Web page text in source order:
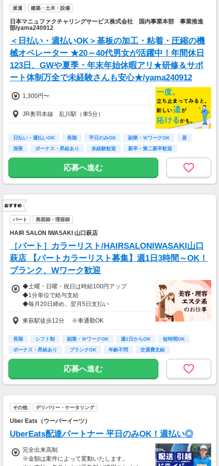
派遣 建築・土木・設備
日本マニュファクチャリングサービス株式会社 国内事業本部 事業推進
部/yama240912
＜日払い・週払いOK＞基板の加工・粘着・圧縮の機
械オペレーター ★20～40代男女が活躍中！年間休日
123日、GWや夏季・年末年始休暇アリ★研修＆サポ
ート体制万全で未経験さんも安心★/yama240912
1,300円〜
JR奥羽本線 乱川駅（車5分）
日払い・週払いOK 長期 平日のみOK 副業・ＷワークOK
昼
深夜
ボーナス・昇給あり 未経験歓迎 新卒・第二新卒歓迎
応募へ進む
パート 美容師・理容師
HAIR SALON IWASAKI 山口萩店
［パート］カラーリスト/HAIRSALONIWASAKI山口
萩店 【パートカラーリスト募集】週1日3時間～OK！
ブランク、Wワーク歓迎
◆土曜・日曜・祝日は時給100円アップ
◆1分単位で給与支給
◆毎月20日締め、翌月5日支払い
◆交通費全額支給
※試用期間6か月あり、試用期間後と同条件
東萩駅徒歩12分 ※車通勤OK
長期 シフト制 副業・ＷワークOK 週1日からOK
短時間OK
ボーナス・昇給あり
ブランクOK 年齢不問 交通費支給
応募へ進む
その他 デリバリー・ケータリング
Uber Eats（ウーバーイーツ）
UberEats配達パートナー 平日のみOK！週払い◎
完全出来高制
※金額は案件によって変動いたします。